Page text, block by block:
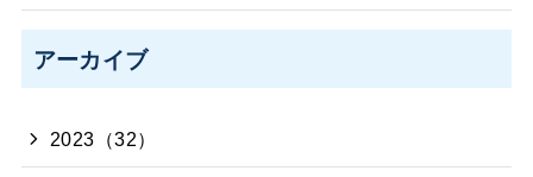
アーカイブ
2023（32）